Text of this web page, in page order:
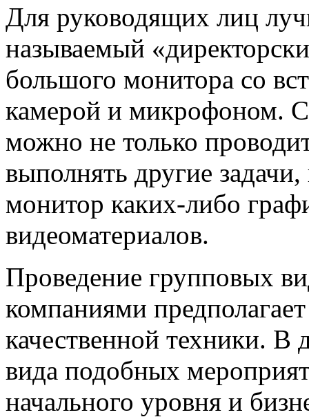
Для руководящих лиц
называемый
большого монитора со
камерой и микрофоном.
можно не только
выполнять другие
монитор каких-либо
видеоматериалов.
Проведение групповых
компаниями
качественной техники. В
вида подобных
начального уровня и